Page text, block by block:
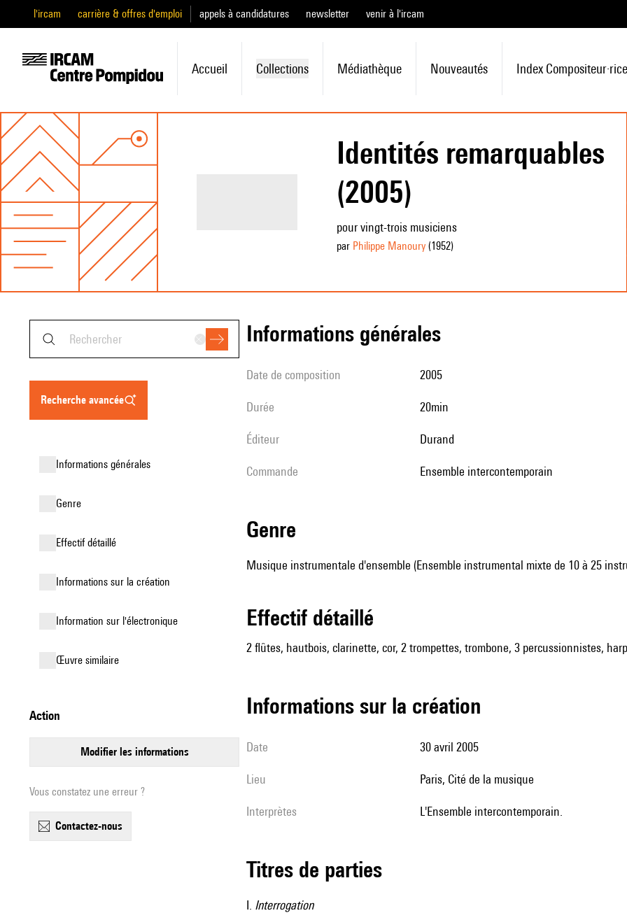
l'ircam carrière & offres d'emploi appels à candidatures newsletter venir à l'ircam
Accueil Collections Médiathèque Nouveautés Index Compositeur·rice
Identités remarquables
(2005)
pour vingt-trois musiciens
par Philippe Manoury(1952)
recherche avancée
informations générales
genre
effectif détaillé
informations sur la création
Information sur l'électronique
œuvre similaire
action
modifier les informations
Vous constatez une erreur ?
contactez-nous
informations générales
date de composition 2005
durée 20min
éditeur Durand
Commande Ensemble intercontemporain
genre
Musique instrumentale d'ensemble (Ensemble instrumental mixte de 10 à 25
effectif détaillé
2 flûtes, hautbois, clarinette, cor, 2 trompettes, trombone, 3 percussionnistes,
informations sur la création
date 30 avril 2005
lieu Paris, Cité de la musique
interprètes l'Ensemble intercontemporain.
Titres de parties
I. Interrogation